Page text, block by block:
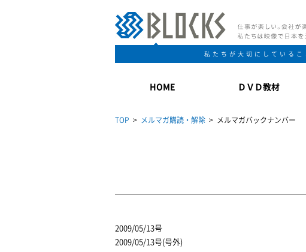
私たちが大切にしているこ
HOME ＤＶＤ教材
TOP > メルマガ購読・解除 > メルマガバックナンバー
2009/05/13号
2009/05/13号(号外)